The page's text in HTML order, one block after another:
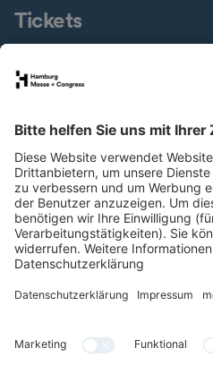
Tickets
Presseservice
Downloads
Jobs & Karriere
Nachhaltigkeit
Newsletter
LinkedIn
XINGInstagram
YouTubeFacebook